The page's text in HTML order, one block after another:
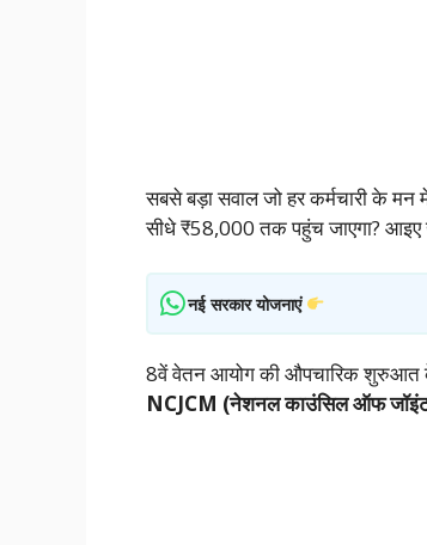
सबसे बड़ा सवाल जो हर कर्मचारी के
सीधे ₹58,000 तक पहुंच जाएगा? आइए
नई सरकार योजनाएं
8वें वेतन आयोग की औपचारिक शुरुआत
NCJCM (नेशनल काउंसिल ऑफ जॉइंट